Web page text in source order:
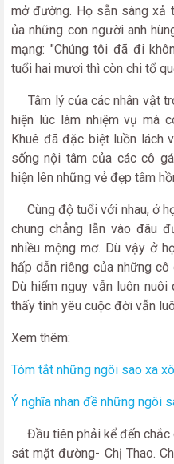
mở đường. Họ sẵn sàng xả
ủa những con người anh
mạng: "Chúng tôi đã đi
tuổi hai mươi thì còn chi tổ
Tâm lý của các nhân vật
hiện lúc làm nhiệm vụ mà
Khuê đã đặc biệt luồn lách
sống nội tâm của các cô
hiện lên những vẻ đẹp tâm
Cùng độ tuổi với nhau, ở
chung chẳng lẫn vào đâu
nhiều mộng mơ. Dù vậy ở
hấp dẫn riêng của những
Dù hiểm nguy vẫn luôn
thấy tình yêu cuộc đời vẫn
Xem thêm:
Tóm tắt những ngôi sao xa
Ý nghĩa nhan đề những ngôi
Đầu tiên phải kể đến chắc
sát mặt đường- Chị Thao.